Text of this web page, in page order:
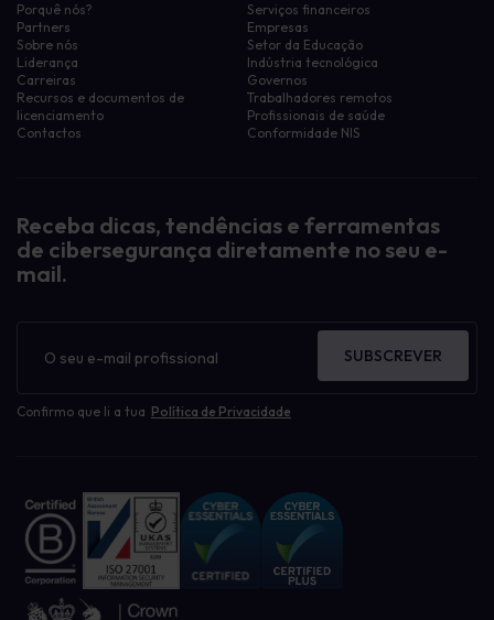
Porquê nós?
Partners
Sobre nós
Liderança
Carreiras
Recursos e documentos de
licenciamento
Contactos
Serviços financeiros
Empresas
Setor da Educação
Indústria tecnológica
Governos
Trabalhadores remotos
Profissionais de saúde
Conformidade NIS
Receba dicas, tendências e ferramentas
de cibersegurança diretamente no seu e-
mail.
informativo
Confirmo que li a tua Política de Privacidade
SUBSCREVER